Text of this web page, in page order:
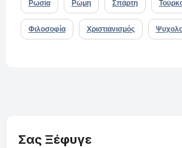
Ρωσία Ρώμη Σπάρτη
Φιλοσοφία Χριστιανισμός
Σας Ξέφυγε